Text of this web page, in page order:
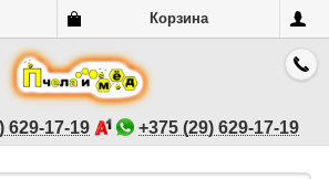
Корзина
629-17-19 +375 (29) 629-17-19